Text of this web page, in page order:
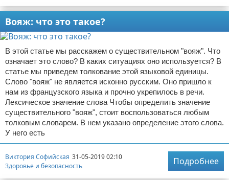
Вояж: что это такое?
В этой статье мы расскажем о существительном "вояж". Что
означает это слово? В каких ситуациях оно используется? В
статье мы приведем толкование этой языковой единицы.
Слово "вояж" не является исконно русским. Оно пришло к
нам из французского языка и прочно укрепилось в речи.
Лексическое значение слова Чтобы определить значение
существительного "вояж", стоит воспользоваться любым
толковым словарем. В нем указано определение этого слова.
У него есть
Виктория Софийская 31-05-2019 02:10
Здоровье и безопасность
Подробнее